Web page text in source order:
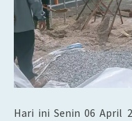
Hari ini Senin 06 April